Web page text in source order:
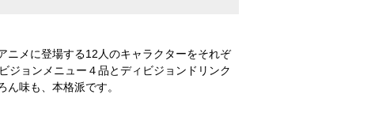
ニメに登場する12人のキャラクターをそれぞ
ジョンメニュー４品とディビジョンドリンク
味も、本格派です。